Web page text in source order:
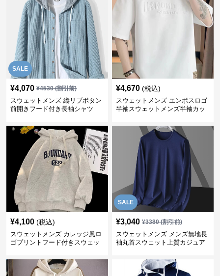
SALE
¥4,070 ¥4530(割引前)
スウェットメンズ 縦リブボタン
前開きフード付き長袖シャツ
¥4,670 (税込)
スウェットメンズ エンボスロゴ
半袖スウェットメンズ半袖カッ
¥4,100 (税込)
スウェットメンズ カレッジ風ロ
ゴプリントフード付きスウェッ
SALE
¥3,040 ¥3380(割引前)
スウェットメンズ メンズ無地長
袖丸首スウェット上質カジュア